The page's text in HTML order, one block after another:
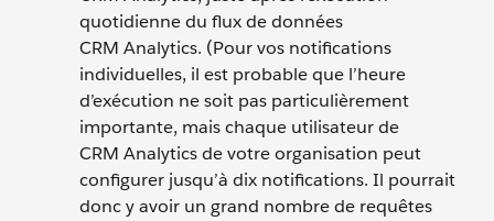
quotidienne du flux de données
CRM Analytics. (Pour vos notifications
individuelles, il est probable que l’heure
d’exécution ne soit pas particulièrement
importante, mais chaque utilisateur de
CRM Analytics de votre organisation peut
configurer jusqu’à dix notifications. Il pourrait
donc y avoir un grand nombre de requêtes